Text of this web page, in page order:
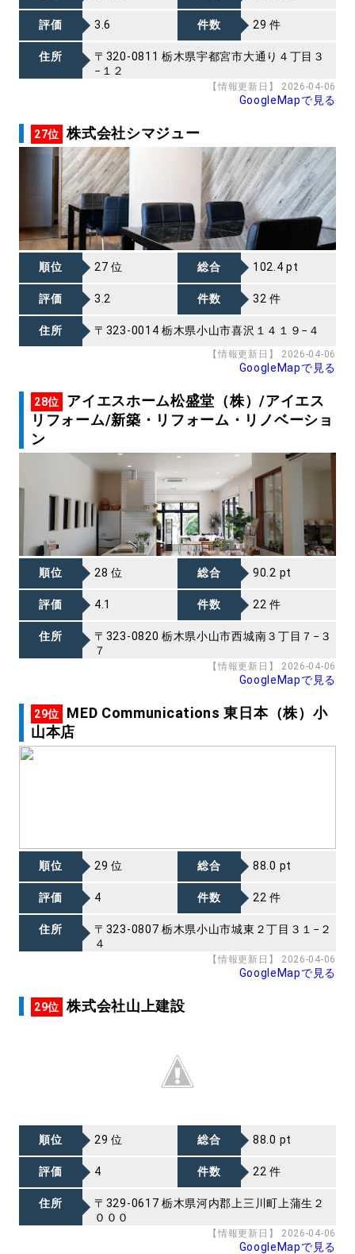
評価 3.6 件数 29 件
住所
〒320-0811 栃木県宇都宮市大通り４丁目３
−１２
【情報更新日】 2026-04-06
GoogleMapで見る
27位 株式会社シマジュー
順位 27 位 総合 102.4 pt
評価 3.2 件数 32 件
住所 〒323-0014 栃木県小山市喜沢１４１９−４
【情報更新日】 2026-04-06
GoogleMapで見る
28位
アイエスホーム松盛堂（株）/アイエス
リフォーム/新築・リフォーム・リノベーショ
ン
順位 28 位 総合 90.2 pt
評価 4.1 件数 22 件
住所
〒323-0820 栃木県小山市西城南３丁目７−３
７
【情報更新日】 2026-04-06
GoogleMapで見る
29位
MED Communications 東日本（株）小
山本店
順位 29 位 総合 88.0 pt
評価 4 件数 22 件
住所
〒323-0807 栃木県小山市城東２丁目３１−２
４
【情報更新日】 2026-04-06
GoogleMapで見る
29位 株式会社山上建設
順位 29 位 総合 88.0 pt
評価 4 件数 22 件
住所
〒329-0617 栃木県河内郡上三川町上蒲生２
０００
【情報更新日】 2026-04-06
GoogleMapで見る